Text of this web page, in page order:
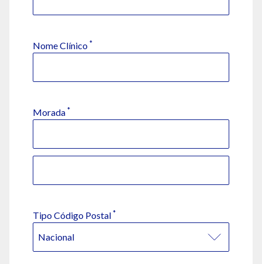
Nome Clínico *
Morada *
Tipo Código Postal *